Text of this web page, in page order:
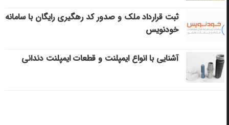
ثبت قرارداد ملک و صدور کد رهگیری رایگان با سامانه
خودنویس
آشنایی با انواع ایمپلنت و قطعات ایمپلنت دندانی